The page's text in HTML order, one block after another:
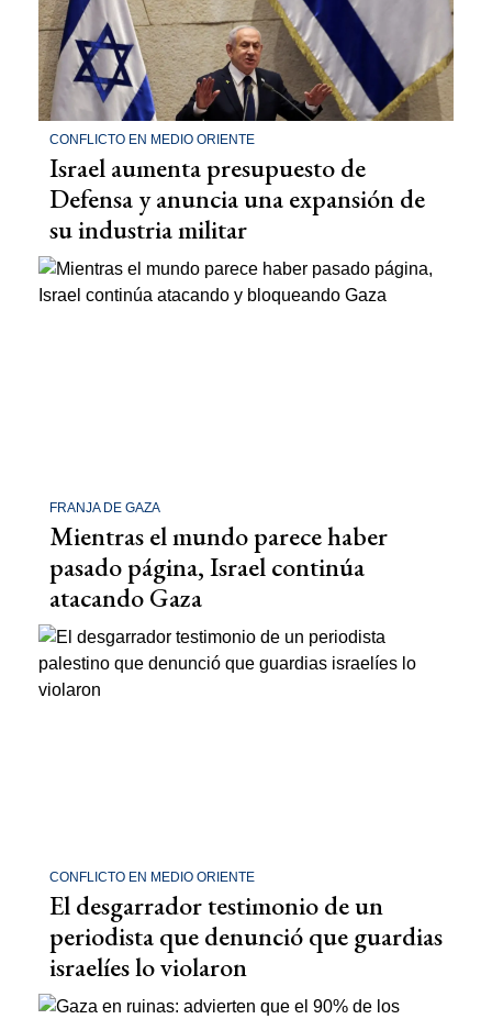
CONFLICTO EN MEDIO ORIENTE
Israel aumenta presupuesto de
Defensa y anuncia una expansión de
su industria militar
FRANJA DE GAZA
Mientras el mundo parece haber
pasado página, Israel continúa
atacando Gaza
CONFLICTO EN MEDIO ORIENTE
El desgarrador testimonio de un
periodista que denunció que guardias
israelíes lo violaron